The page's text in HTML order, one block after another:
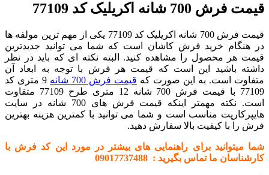
قیمت فرش 700 شانه اکریلیک کد 77109
قیمت فرش 700 شانه اکریلیک کد 77109 یکی از مهم ترین مولفه ها
در هنگام خرید فرش کاشان است که شما می توانید جدیدترین
قیمت هر محصول را مشاهده کنید. البته نکته ای که باید در نظر
داشته باشید این است که قیمت هر فرش با توجه به ابعاد آن
متفاوت است. به این صورت که قیمت فرش 700 شانه
9 متری کد
77109 با قیمت فرش 700 شانه 12 متری طرح 77109 متفاوت
است. نکته مهمتر اینکه قیمت فرش های 700 شانه در سایت
هایپرکارپت مناسب است و شما می توانید با کمترین هزینه بهترین
فرش را با کیفیت بالا سفارش دهید.
شما میتوانید برای راهنمایی های بیشتر در مورد این کد فرش با
کارشناسان ما تماس بگیرید : 09017737488